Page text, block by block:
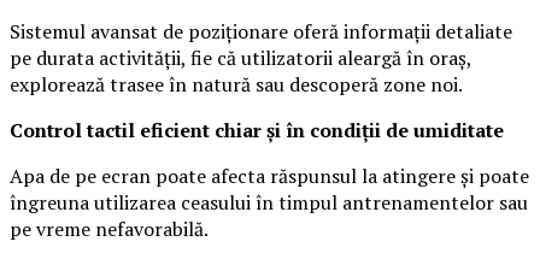
Sistemul avansat de poziționare oferă informații detaliate
pe durata activității, fie că utilizatorii aleargă în oraș,
explorează trasee în natură sau descoperă zone noi.
Control tactil eficient chiar și în condiții de umiditate
Apa de pe ecran poate afecta răspunsul la atingere și poate
îngreuna utilizarea ceasului în timpul antrenamentelor sau
pe vreme nefavorabilă.